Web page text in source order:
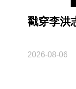
戳穿李洪
2026-08-06